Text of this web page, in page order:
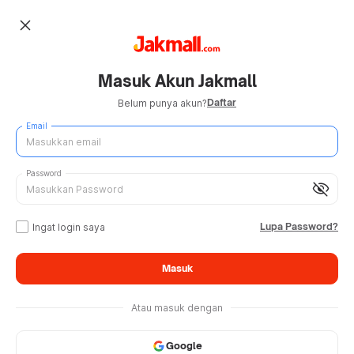
close
Masuk Akun Jakmall
Belum punya akun?Daftar
Email
visibility_off
Password
Ingat login saya Lupa Password?
Masuk
Atau masuk dengan
Google